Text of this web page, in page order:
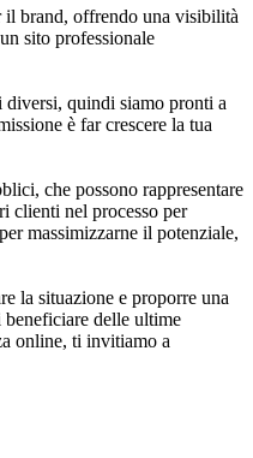
il brand, offrendo una visibilità
sito professionale
quindi siamo pronti a
è far crescere la tua
che possono rappresentare
clienti nel processo per
massimizzarne il potenziale,
la situazione e proporre una
beneficiare delle ultime
online, ti invitiamo a